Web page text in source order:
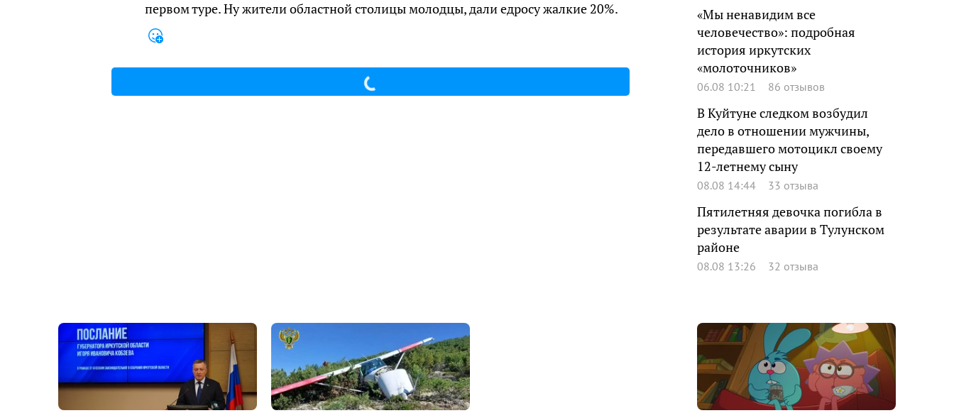
первом туре. Ну жители областной столицы молодцы, дали едросу жалкие 20%.
«Мы ненавидим все
человечество»: подробная
история иркутских
«молоточников»
06.08 10:21 86 отзывов
В Куйтуне следком возбудил
дело в отношении мужчины,
передавшего мотоцикл своему
12-летнему сыну
08.08 14:44 33 отзыва
Пятилетняя девочка погибла в
результате аварии в Тулунском
районе
08.08 13:26 32 отзыва